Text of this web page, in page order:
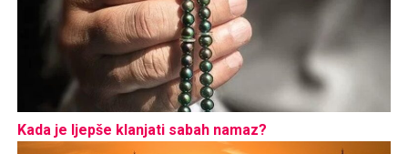
Kada je ljepše klanjati sabah namaz?